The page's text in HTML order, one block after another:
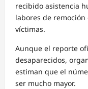
recibido asistencia
labores de
víctimas.
Aunque el reporte
desaparecidos,
estiman que el
ser mucho mayor.